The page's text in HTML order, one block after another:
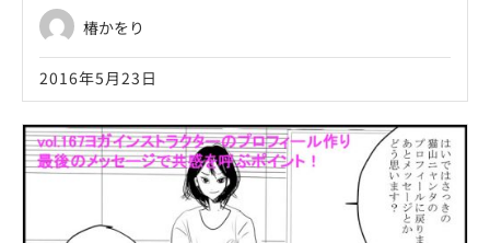
椿かをり
2016年5月23日